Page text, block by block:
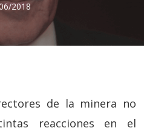
2018
de la minera no
reacciones en el